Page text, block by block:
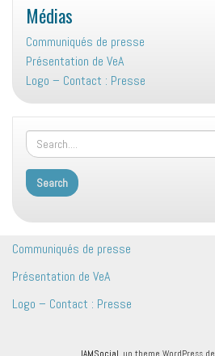
Médias
Communiqués de presse
Présentation de VeA
Logo – Contact : Presse
Communiqués de presse
Présentation de VeA
Logo – Contact : Presse